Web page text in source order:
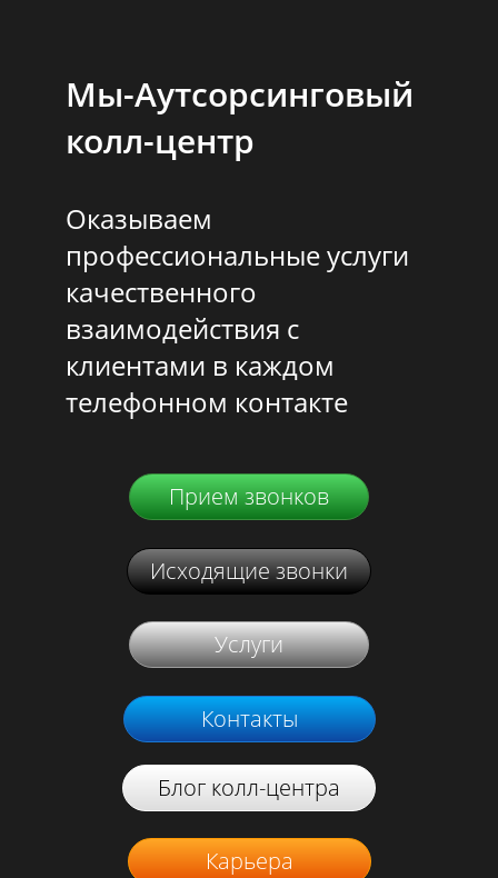
Мы-Аутсорсинговый
колл-центр
Оказываем
профессиональные услуги
качественного
взаимодействия с
клиентами в каждом
телефонном контакте
Прием звонков
Исходящие звонки
Услуги
Контакты
Блог колл-центра
Карьера